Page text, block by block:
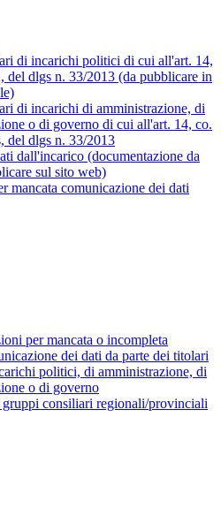
di incarichi politici di cui all'art. 14,
del dlgs n. 33/2013 (da pubblicare in
di incarichi di amministrazione, di
o di governo di cui all'art. 14, co.
del dlgs n. 33/2013
dall'incarico (documentazione da
sul sito web)
mancata comunicazione dei dati
per mancata o incompleta
dei dati da parte dei titolari
politici, di amministrazione, di
o di governo
consiliari regionali/provinciali